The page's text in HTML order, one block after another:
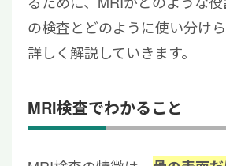
の検査とどのように使い分け
詳しく解説していきます。
MRI検査でわかること